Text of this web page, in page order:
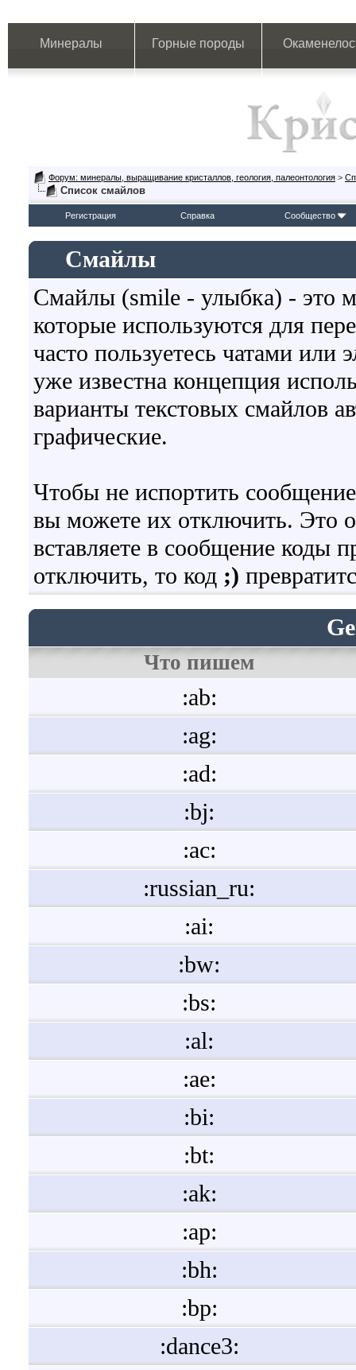
Минералы Горные породы
Форум: минералы, выращивание кристаллов, геология, палеонтология >
Список смайлов
Регистрация Справка Сообщество
Смайлы
Смайлы (smile - улыбка) - это
которые используются для
часто пользуетесь чатами или
уже известна концепция
варианты текстовых смайлов
графические.
Чтобы не испортить
вы можете их отключить. Это
вставляете в сообщение коды
отключить, то код ;)
Что пишем
:ab:
:ag:
:ad:
:bj:
:ac:
:russian_ru:
:ai:
:bw:
:bs:
:al:
:ae:
:bi:
:bt:
:ak:
:ap:
:bh:
:bp:
:dance3: